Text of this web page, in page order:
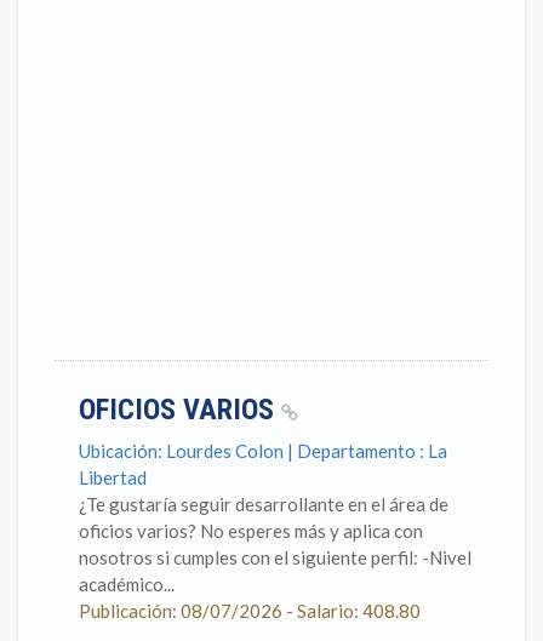
OFICIOS VARIOS
Ubicación: Lourdes Colon | Departamento : La
Libertad
¿Te gustaría seguir desarrollante en el área de
oficios varios? No esperes más y aplica con
nosotros si cumples con el siguiente perfil: -Nivel
académico...
Publicación: 08/07/2026 - Salario: 408.80